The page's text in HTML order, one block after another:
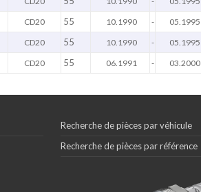
CD20 55 10.1990 - 05.1995
CD20 55 10.1990 - 05.1995
CD20 55 06.1991 - 03.2000
Recherche de pièces par véhicule
Recherche de pièces par référence